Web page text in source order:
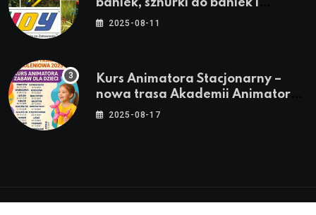
zestawy do baniek
2025-08-11
Kurs Animatora Stacjonarny –
nowa trasa Akademii Animatora
– jesień 2025
2025-08-17